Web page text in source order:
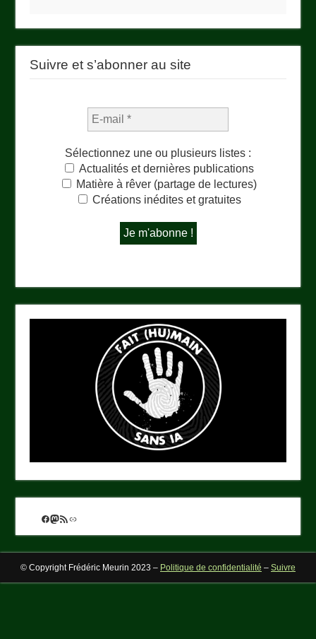
Suivre et s’abonner au site
Sélectionnez une ou plusieurs listes :
Actualités et dernières publications
Matière à rêver (partage de lectures)
Créations inédites et gratuites
Facebook
Mastodon
Flux RSS
Lien
© Copyright Frédéric Meurin 2023 – Politique de confidentialité – Suivre